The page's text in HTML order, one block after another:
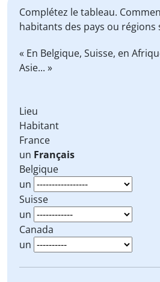
Complétez le tableau.
habitants des pays ou régions
« En Belgique, Suisse, en
Asie... »
Lieu
Habitant
France
un Français
Belgique
un
Suisse
un
Canada
un